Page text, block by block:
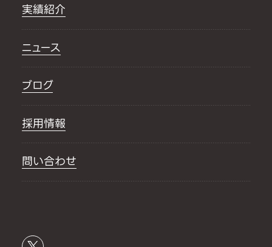
実績紹介
ニュース
ブログ
採用情報
問い合わせ